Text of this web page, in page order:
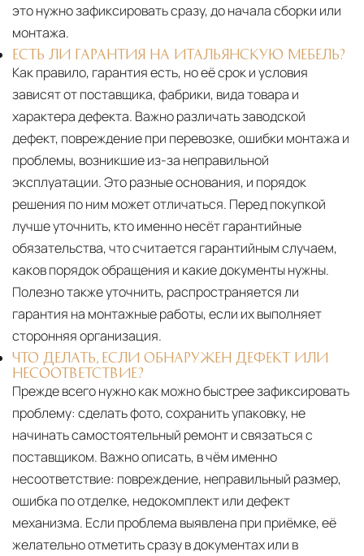
это нужно зафиксировать сразу, до начала сборки или
монтажа.
ЕСТЬ ЛИ ГАРАНТИЯ НА ИТАЛЬЯНСКУЮ МЕБЕЛЬ?
Как правило, гарантия есть, но её срок и условия
зависят от поставщика, фабрики, вида товара и
характера дефекта. Важно различать заводской
дефект, повреждение при перевозке, ошибки монтажа и
проблемы, возникшие из-за неправильной
эксплуатации. Это разные основания, и порядок
решения по ним может отличаться. Перед покупкой
лучше уточнить, кто именно несёт гарантийные
обязательства, что считается гарантийным случаем,
каков порядок обращения и какие документы нужны.
Полезно также уточнить, распространяется ли
гарантия на монтажные работы, если их выполняет
сторонняя организация.
ЧТО ДЕЛАТЬ, ЕСЛИ ОБНАРУЖЕН ДЕФЕКТ ИЛИ
НЕСООТВЕТСТВИЕ?
Прежде всего нужно как можно быстрее зафиксировать
проблему: сделать фото, сохранить упаковку, не
начинать самостоятельный ремонт и связаться с
поставщиком. Важно описать, в чём именно
несоответствие: повреждение, неправильный размер,
ошибка по отделке, недокомплект или дефект
механизма. Если проблема выявлена при приёмке, её
желательно отметить сразу в документах или в